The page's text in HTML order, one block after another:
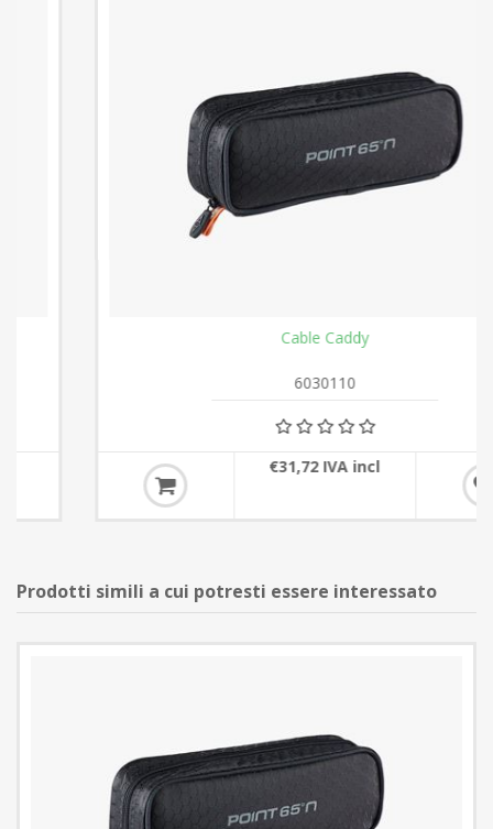
Cable Caddy
€31,72 IVA incl
Prodotti simili a cui potresti essere interessato